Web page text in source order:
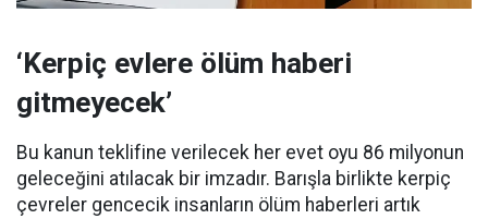
‘Kerpiç evlere ölüm haberi
gitmeyecek’
Bu kanun teklifine verilecek her evet oyu 86 milyonun
geleceğini atılacak bir imzadır. Barışla birlikte kerpiç
çevreler gencecik insanların ölüm haberleri artık